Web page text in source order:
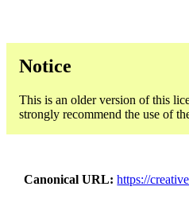
Notice
This is an older version of this
strongly recommend the use of
Canonical URL https://